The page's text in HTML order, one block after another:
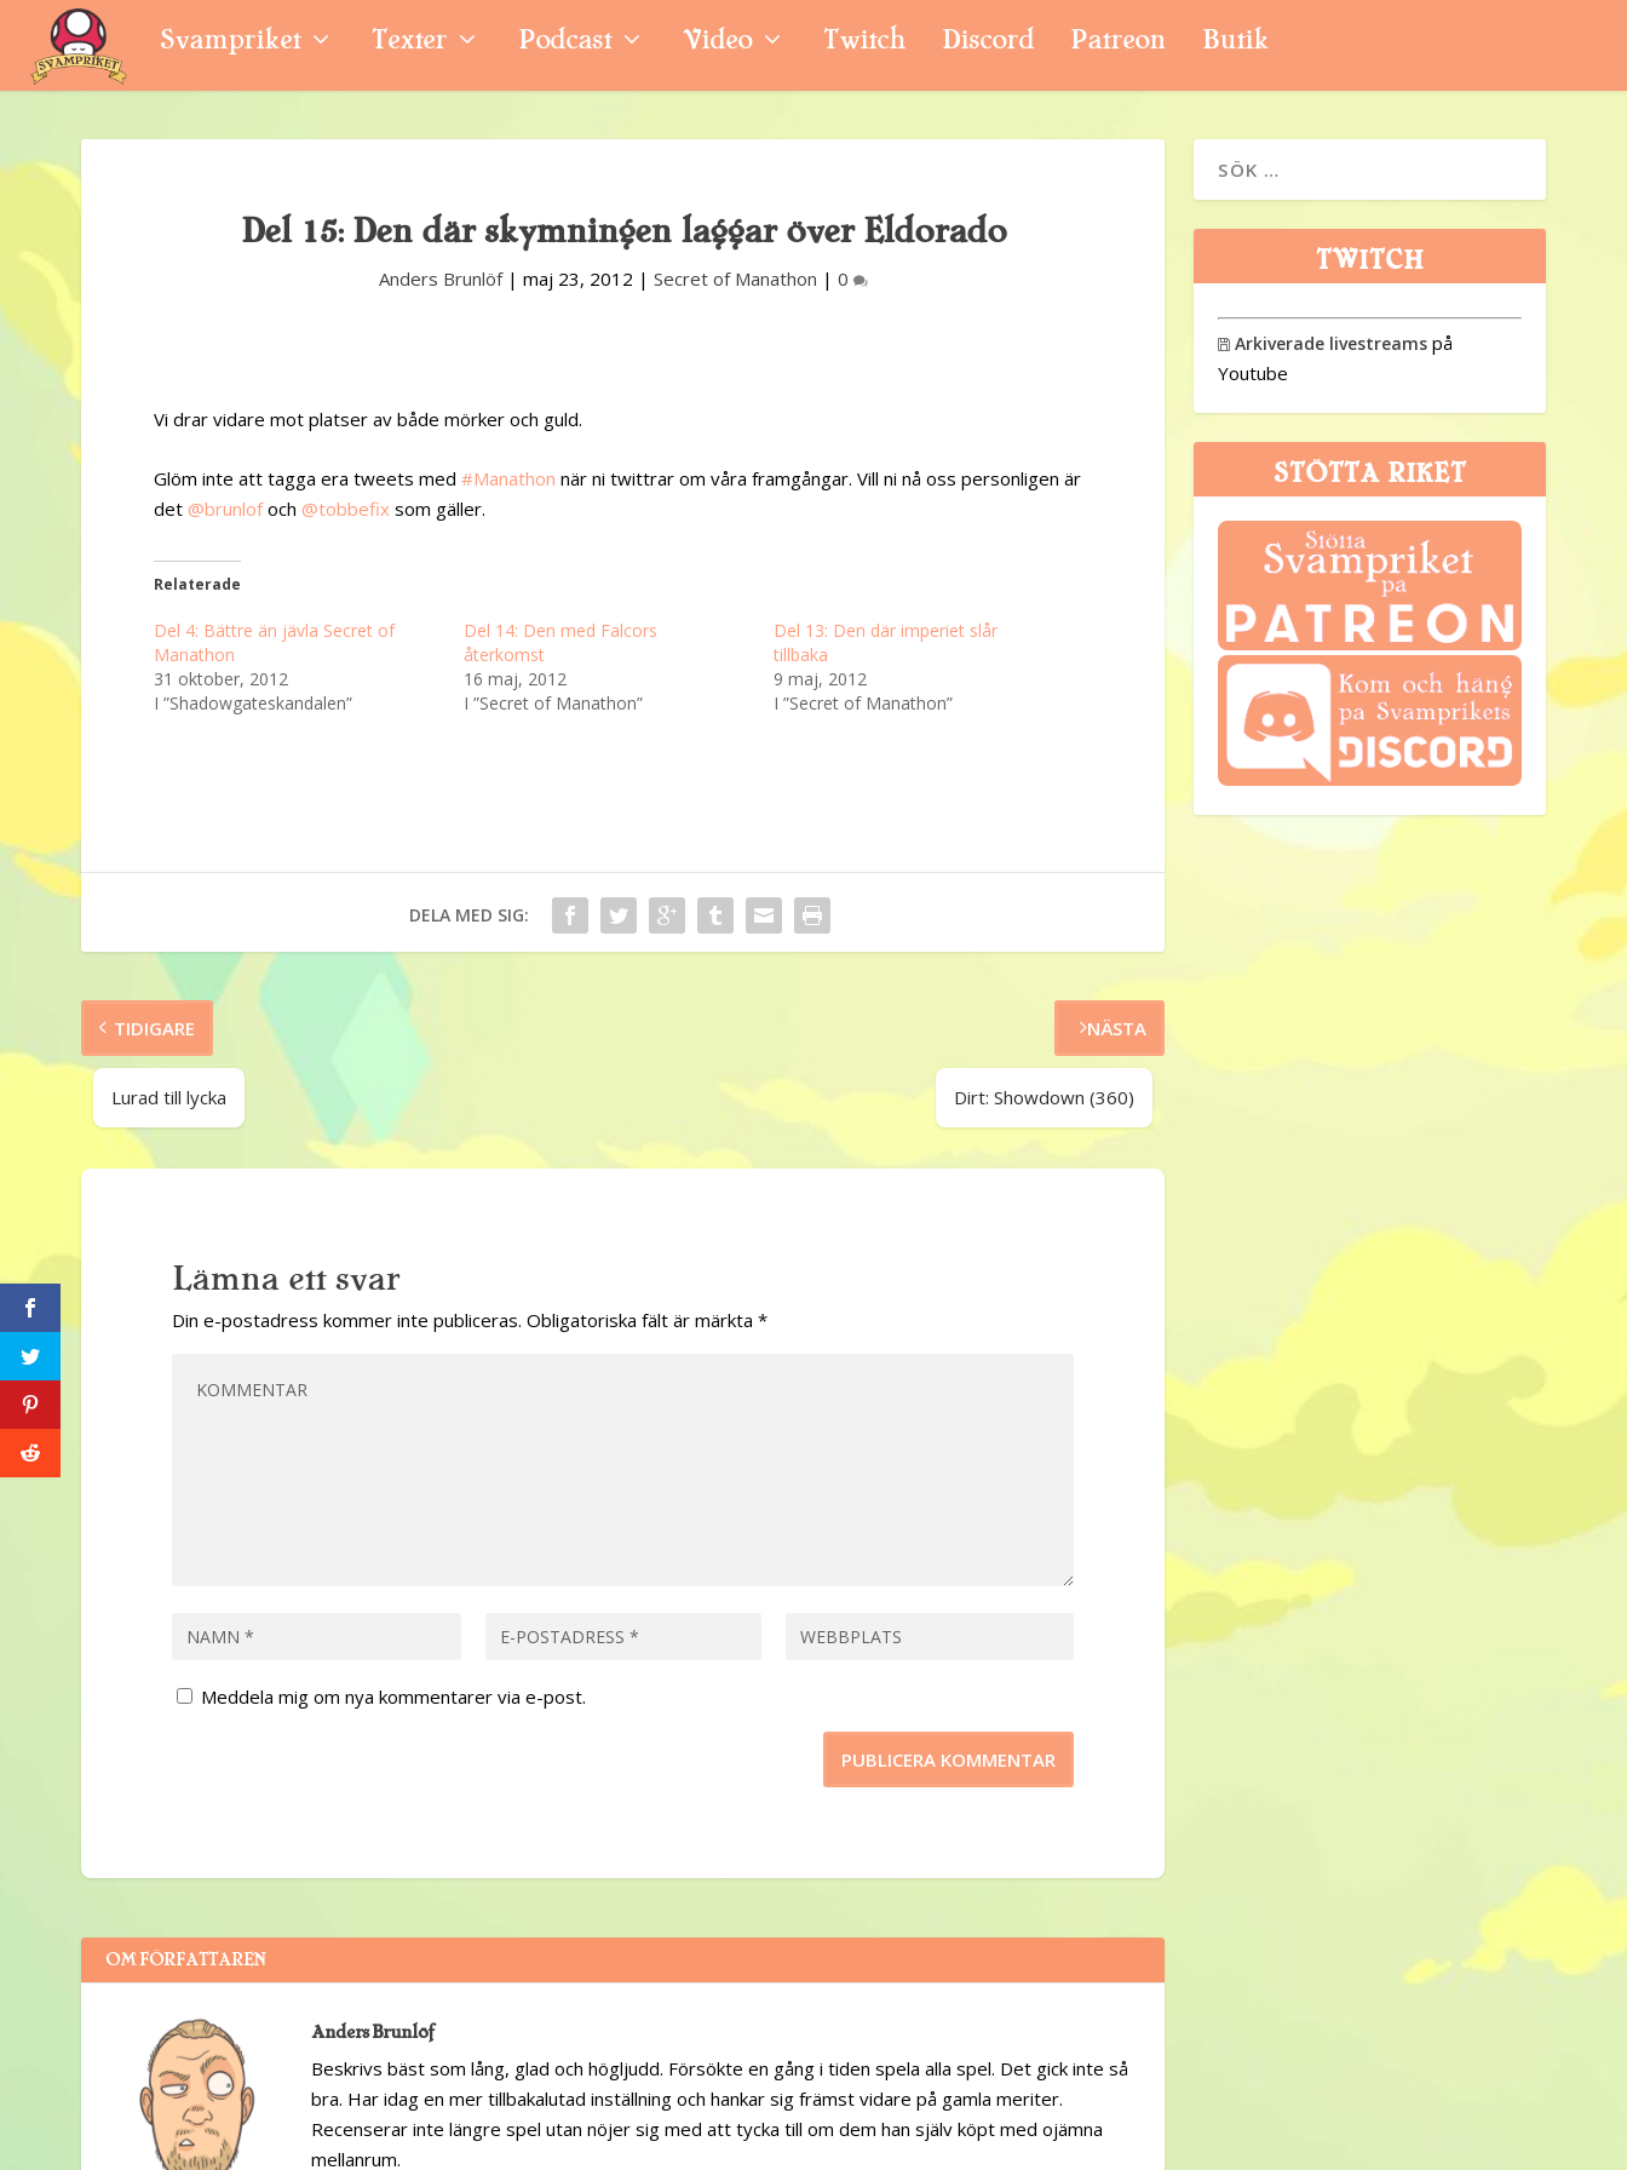
Svampriket Texter Podcast Video Twitch Discord Patreon Butik
Del 15: Den där skymningen laggar över Eldorado
Anders Brunlöf| maj 23, 2012 | Secret of Manathon | 0
Vi drar vidare mot platser av både mörker och guld.
Glöm inte att tagga era tweets med#Manathon när ni twittrar om våra framgångar. Vill ni nå oss personligen är
det@brunlofoch@tobbefix som gäller.
Relaterade
Del 4: Bättre än jävla Secret of
Manathon
31 oktober, 2012
I ”Shadowgateskandalen”
Del 14: Den med Falcors
återkomst
16 maj, 2012
I ”Secret of Manathon”
Del 13: Den där imperiet slår
tillbaka
9 maj, 2012
I ”Secret of Manathon”
DELA MED SIG:
TIDIGARE
Lurad till lycka
NÄSTA
Dirt: Showdown (360)
Lämna ett svar
Din e-postadress kommer inte publiceras. Obligatoriska fält är märkta*
Meddela mig om nya kommentarer via e-post.
OM FÖRFATTAREN
Anders Brunlöf
Beskrivs bäst som lång, glad och högljudd. Försökte en gång i tiden spela alla spel. Det gick inte så
bra. Har idag en mer tillbakalutad inställning och hankar sig främst vidare på gamla meriter.
Recenserar inte längre spel utan nöjer sig med att tycka till om dem han själv köpt med ojämna
mellanrum.
TWITCH
 Arkiverade livestreams på
Youtube
STÖTTA RIKET